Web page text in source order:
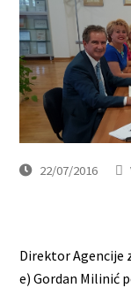
22/07/2016
Direktor Agencije
e) Gordan Milinić